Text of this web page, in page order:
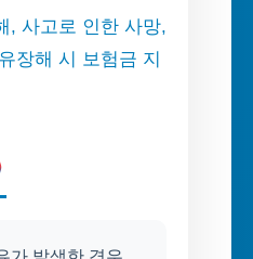
, 사고로 인한 사망,
장해 시 보험금 지